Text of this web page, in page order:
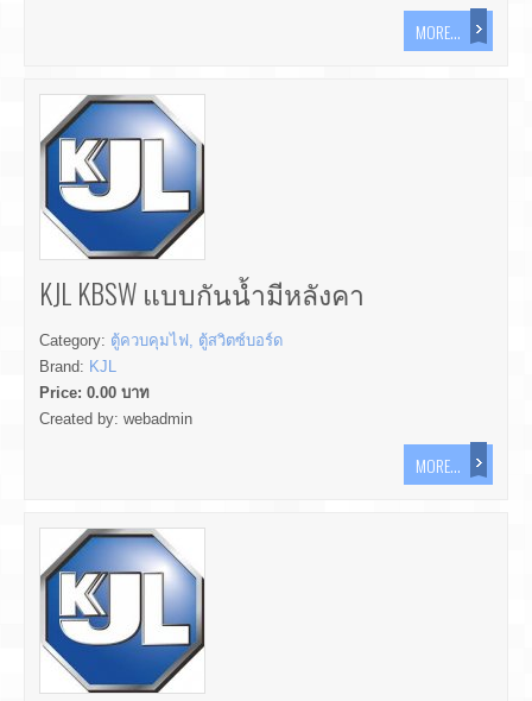
MORE...
KJL KBSW แบบกันน้ำมีหลังคา
Category: ตู้ควบคุมไฟ, ตู้สวิตซ์บอร์ด
Brand: KJL
Price: 0.00 บาท
Created by: webadmin
MORE...